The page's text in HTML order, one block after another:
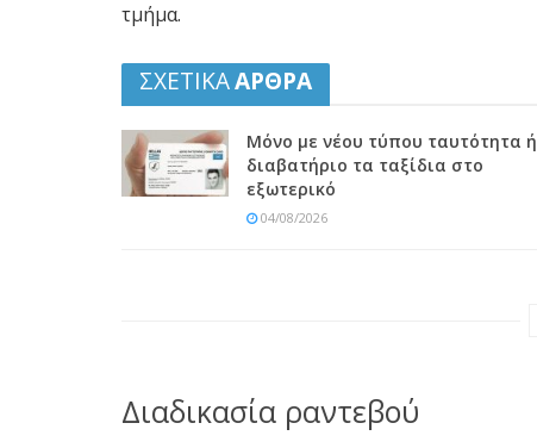
τμήμα.
ΣΧΕΤΙΚΑΑΡΘΡΑ
Μόνο με νέου τύπου ταυτότητα ή
διαβατήριο τα ταξίδια στο
εξωτερικό
04/08/2026
Διαδικασία ραντεβού